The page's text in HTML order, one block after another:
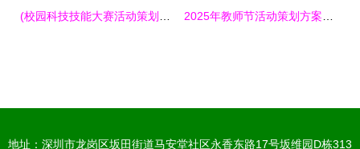
地址：深圳市龙岗区坂田街道马安堂社区永香东路17号坂维园D栋313